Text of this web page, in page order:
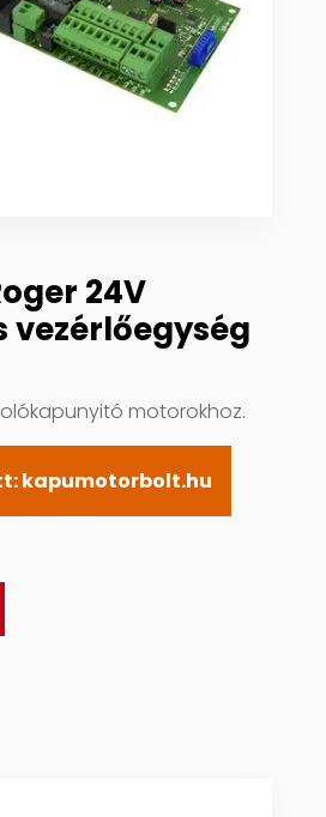
24V
vezérlőegység
motorokhoz.
kapumotorbolt.hu